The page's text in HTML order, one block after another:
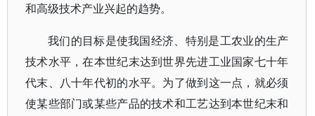
和高级技术产业兴起的趋势。
我们的目标是使我国经济、特别是工农业的生产
技术水平，在本世纪末达到世界先进工业国家七十年
代末、八十年代初的水平。为了做到这一点，就必须
使某些部门或某些产品的技术和工艺达到本世纪末和